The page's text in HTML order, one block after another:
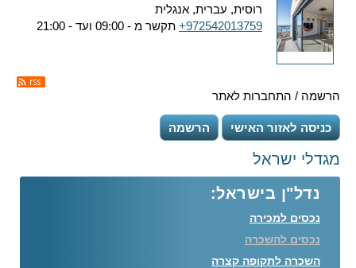
רוסית, עברית, אנגלית
+972542013759 תקשר מ - 09:00 ועד - 21:00
הרשמה / התחברות לאתר
כניסה לאזור האישי הרשמה
מגדלי ישראל
נדל"ן בישראל:
נכסים למכירה
נכסים להשכרה
השכרה לתקופה קצרה